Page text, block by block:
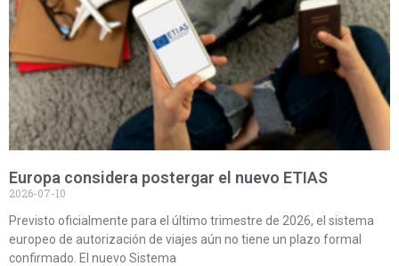
Europa considera postergar el nuevo ETIAS
2026-07-10
Previsto oficialmente para el último trimestre de 2026, el sistema
europeo de autorización de viajes aún no tiene un plazo formal
confirmado. El nuevo Sistema